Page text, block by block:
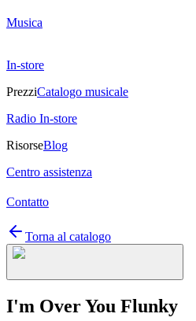
Musica
In-store
PrezziCatalogo musicale
Radio In-store
RisorseBlog
Centro assistenza
Contatto
Torna al catalogo
I'm Over You Flunky